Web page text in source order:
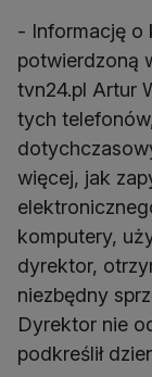
- Informację o
potwierdzoną
tvn24.pl Artur
tych
więcej, jak
komputery,
dyrektor,
niezbędny
Dyrektor nie
podkreślił